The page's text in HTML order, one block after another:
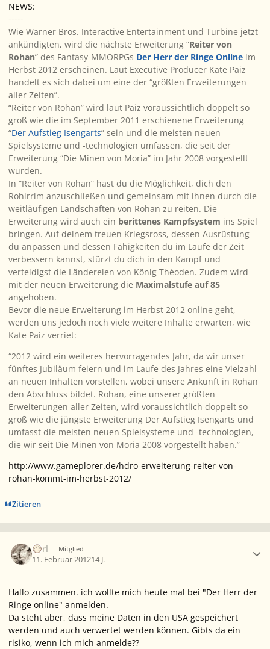
NEWS:
-----
Wie Warner Bros. Interactive Entertainment und Turbine jetzt
ankündigten, wird die nächste Erweiterung “Reiter von
Rohan” des Fantasy-MMORPGs Der Herr der Ringe Online im
Herbst 2012 erscheinen. Laut Executive Producer Kate Paiz
handelt es sich dabei um eine der “größten Erweiterungen
aller Zeiten”.
“Reiter von Rohan” wird laut Paiz voraussichtlich doppelt so
groß wie die im September 2011 erschienene Erweiterung
“Der Aufstieg Isengarts” sein und die meisten neuen
Spielsysteme und -technologien umfassen, die seit der
Erweiterung “Die Minen von Moria” im Jahr 2008 vorgestellt
wurden.
In “Reiter von Rohan” hast du die Möglichkeit, dich den
Rohirrim anzuschließen und gemeinsam mit ihnen durch die
weitläufigen Landschaften von Rohan zu reiten. Die
Erweiterung wird auch ein berittenes Kampfsystem ins Spiel
bringen. Auf deinem treuen Kriegsross, dessen Ausrüstung
du anpassen und dessen Fähigkeiten du im Laufe der Zeit
verbessern kannst, stürzt du dich in den Kampf und
verteidigst die Ländereien von König Théoden. Zudem wird
mit der neuen Erweiterung die Maximalstufe auf 85
angehoben.
Bevor die neue Erweiterung im Herbst 2012 online geht,
werden uns jedoch noch viele weitere Inhalte erwarten, wie
Kate Paiz verriet:
“2012 wird ein weiteres hervorragendes Jahr, da wir unser
fünftes Jubiläum feiern und im Laufe des Jahres eine Vielzahl
an neuen Inhalten vorstellen, wobei unsere Ankunft in Rohan
den Abschluss bildet. Rohan, eine unserer größten
Erweiterungen aller Zeiten, wird voraussichtlich doppelt so
groß wie die jüngste Erweiterung Der Aufstieg Isengarts und
umfasst die meisten neuen Spielsysteme und -technologien,
die wir seit Die Minen von Moria 2008 vorgestellt haben.”
http://www.gameplorer.de/hdro-erweiterung-reiter-von-
rohan-kommt-im-herbst-2012/
Zitieren
Eorl Mitglied
11. Februar 201214 J.
Hallo zusammen. ich wollte mich heute mal bei "Der Herr der
Ringe online" anmelden.
Da steht aber, dass meine Daten in den USA gespeichert
werden und auch verwertet werden können. Gibts da ein
risiko, wenn ich mich anmelde??